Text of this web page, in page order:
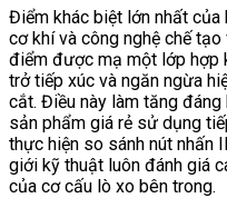
Điểm khác biệt lớn nhất
cơ khí và công nghệ chế
điểm được mạ một lớp hợp
trở tiếp xúc và ngăn ngừa
cắt. Điều này làm tăng
sản phẩm giá rẻ sử dụng
thực hiện so sánh nút nhấn
giới kỹ thuật luôn đánh giá
của cơ cấu lò xo bên trong.